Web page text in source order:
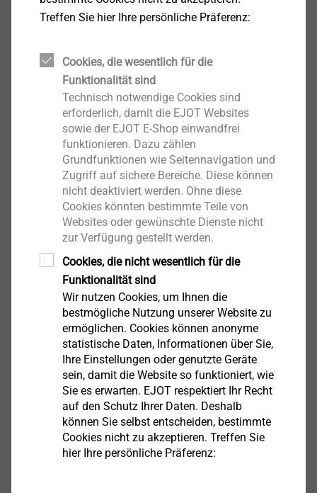
kommenden Verbindungselemente. Diese
Anforderungen erfüllt EJOT mit der neu entwickelten
Schraube aufgrund ihres besonderen
Gewindelayouts für schwierigste Anforderungen bei
der selbstfurchenden Verschraubung in Duroplaste
prädestiniert ist.
Modifizierte Gewindeenden
Die Gewindeform „DS“ (DuroSet) ist dabei der
„Schlüssel“ für die Lösung dieser erschwerten
Treffen Sie hier Ihre persönliche Präferenz:
Cookies, die wesentlich für die
Funktionalität sind
Technisch notwendige Cookies sind
erforderlich, damit die EJOT Websites
sowie der EJOT E-Shop einwandfrei
funktionieren. Dazu zählen
Grundfunktionen wie Seitennavigation und
Zugriff auf sichere Bereiche. Diese können
nicht deaktiviert werden. Ohne diese
Cookies könnten bestimmte Teile von
Websites oder gewünschte Dienste nicht
zur Verfügung gestellt werden.
Cookies, die nicht wesentlich für die
Funktionalität sind
Wir nutzen Cookies, um Ihnen die
bestmögliche Nutzung unserer Website zu
ermöglichen. Cookies können anonyme
statistische Daten, Informationen über Sie,
Ihre Einstellungen oder genutzte Geräte
sein, damit die Website so funktioniert, wie
Sie es erwarten. EJOT respektiert Ihr Recht
auf den Schutz Ihrer Daten. Deshalb
können Sie selbst entscheiden, bestimmte
Cookies nicht zu akzeptieren. Treffen Sie
hier Ihre persönliche Präferenz: